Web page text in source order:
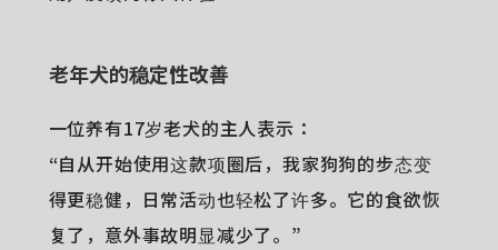
老年犬的稳定性改善
一位养有17岁老犬的主人表示：
“自从开始使用这款项圈后，我家狗狗的步态变
得更稳健，日常活动也轻松了许多。它的食欲恢
复了，意外事故明显减少了。”